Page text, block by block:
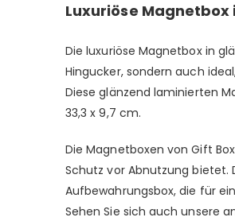
Luxuriöse Magnetbox
Die luxuriöse Magnetbox in
Hingucker, sondern auch
Diese glänzend laminierten
33,3 x 9,7 cm.
Die Magnetboxen von Gift
Schutz vor Abnutzung bietet.
Aufbewahrungsbox, die für
Sehen Sie sich auch unsere